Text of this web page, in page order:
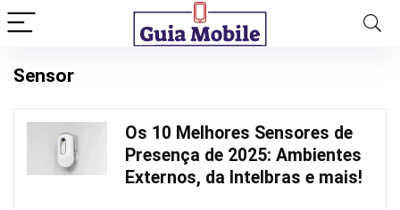
Sensor
Os 10 Melhores Sensores de
Presença de 2025: Ambientes
Externos, da Intelbras e mais!